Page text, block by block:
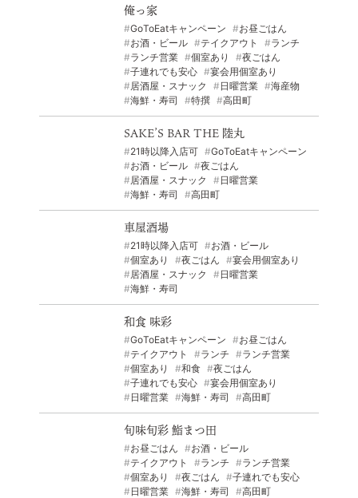
俺っ家
GoToEatキャンペーン
お昼ごはん
お酒・ビール
テイクアウト
ランチ
ランチ営業
個室あり
夜ごはん
子連れでも安心
宴会用個室あり
居酒屋・スナック
日曜営業
海産物
海鮮・寿司
特撰 高田町
SAKE’S BAR THE 陸丸
21時以降入店可
GoToEatキャンペーン
お酒・ビール
夜ごはん
居酒屋・スナック
日曜営業
海鮮・寿司
高田町
車屋酒場
21時以降入店可
お酒・ビール
個室あり
夜ごはん
宴会用個室あり
居酒屋・スナック
日曜営業
海鮮・寿司
和食 味彩
GoToEatキャンペーン
お昼ごはん
テイクアウト
ランチ
ランチ営業
個室あり
和食
夜ごはん
子連れでも安心
宴会用個室あり
日曜営業
海鮮・寿司 高田町
旬味旬彩 鮨まつ田
お昼ごはん
お酒・ビール
テイクアウト
ランチ
ランチ営業
個室あり
夜ごはん
子連れでも安心
日曜営業
海鮮・寿司 高田町
陸前高田市観光物産協会
お問い合わせ
© 2022 一般社団法人 陸前高田市観光物産協会 All Rights Reserved.
Designed by KESENNUMA DESIGN